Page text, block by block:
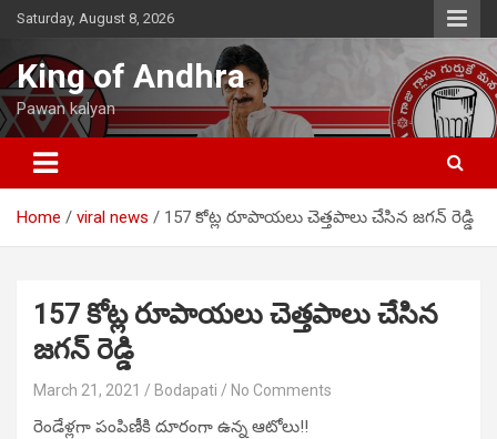
Skip
content
Saturday, August 8, 2026
King of Andhra
Pawan kalyan
Home viral news 157 కోట్ల రూపాయలు చెత్తపాలు చేసిన జగన్ రెడ్డి
157 కోట్ల రూపాయలు చెత్తపాలు చేసిన
జగన్ రెడ్డి
March 21, 2021 Bodapati No Comments
రెండేళ్లగా పంపిణీకి దూరంగా ఉన్న ఆటోలు!!